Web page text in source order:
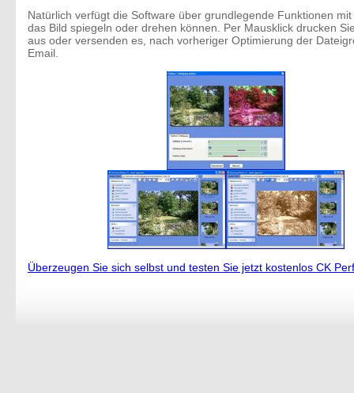
Natürlich verfügt die Software über grundlegende Funktionen
das Bild spiegeln oder drehen können. Per Mausklick drucken
aus oder versenden es, nach vorheriger Optimierung der
Email.
Überzeugen Sie sich selbst und testen Sie jetzt kostenlos CK